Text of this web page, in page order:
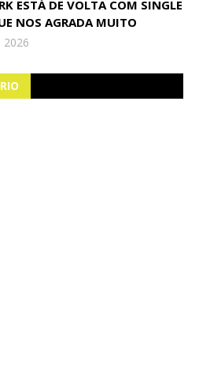
ESTÁ DE VOLTA COM SINGLE
NOS AGRADA MUITO
2026